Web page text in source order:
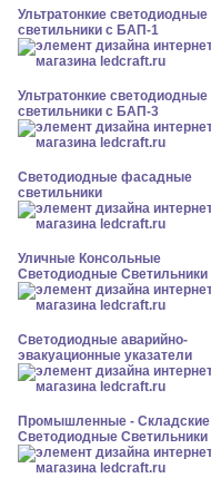
Ультратонкие светодиодные
светильники с БАП-1
Ультратонкие светодиодные
светильники с БАП-3
Светодиодные фасадные
светильники
Уличные Консольные
Светодиодные Светильники
Светодиодные аварийно-
эвакуационные указатели
Промышленные - Складские
Светодиодные Светильники